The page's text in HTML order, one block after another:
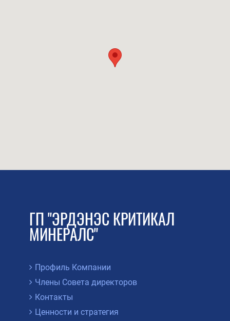
ГП "ЭРДЭНЭС КРИТИКАЛ
МИНЕРАЛС"
Профиль Компании
Члены Совета директоров
Контакты
Ценности и стратегия